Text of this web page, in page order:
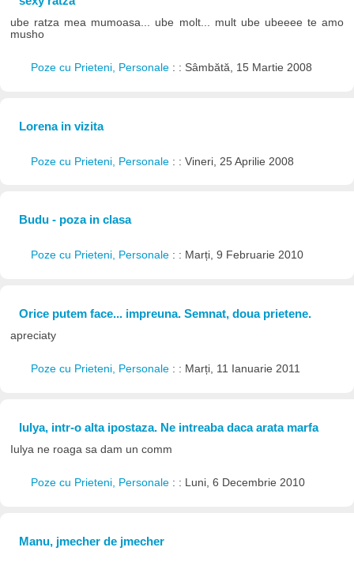
ube ratza mea mumoasa... ube molt... mult ube ubeeee te amo
musho
Poze cu Prieteni, Personale : : Sâmbătă, 15 Martie 2008
Lorena in vizita
Poze cu Prieteni, Personale : : Vineri, 25 Aprilie 2008
Budu - poza in clasa
Poze cu Prieteni, Personale : : Marți, 9 Februarie 2010
Orice putem face... impreuna. Semnat, doua prietene.
apreciaty
Poze cu Prieteni, Personale : : Marți, 11 Ianuarie 2011
Iulya, intr-o alta ipostaza. Ne intreaba daca arata marfa
Iulya ne roaga sa dam un comm
Poze cu Prieteni, Personale : : Luni, 6 Decembrie 2010
Manu, jmecher de jmecher